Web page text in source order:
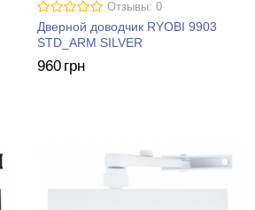
Отзывы: 0
Дверной доводчик RYOBI 9903
STD_ARM SILVER
960 грн